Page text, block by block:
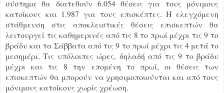
σύστημα θα διατεθούν 6.054 θέσεις για τους μόνιμους
κατοίκους και 1.987 για τους επισκέπτες. Η ελεγχόμενη
στάθμευση στις αποκλειστικές θέσεις επισκεπτών θα
λειτουργεί τις καθημερινές από τις 8 το πρωί μέχρι τις 9 το
βράδυ και τα Σάββατα από τις 9 το πρωί μέχρι τις 4 μετά το
μεσημέρι. Τις υπόλοιπες ώρες, δηλαδή από τις 9 το βράδυ
μέχρι και τις 8 την επομένη το πρωί, οι θέσεις των
επισκεπτών θα μπορούν να χρησιμοποιούνται και από τους
μόνιμους κατοίκους χωρίς χρέωση.